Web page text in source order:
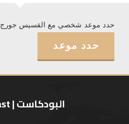
حدد موعد شخصي مع القسيس جورج
حدد موعد
البودكاست | Podcast